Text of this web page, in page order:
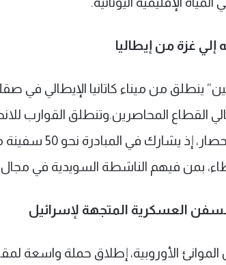
غزة من إيطاليا
القطاع المحاصرين.وتنطلق القوارب
“الصمود العالمي” لكسر
بمن فيهم الناشطة السويدية في مجال
العسكرية المتجهة لإسرائيل
الأوروبية، إطلاق حملة واسعة